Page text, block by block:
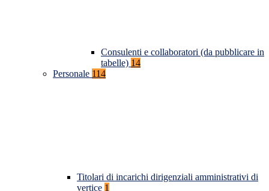
Consulenti e collaboratori (da pubblicare in
tabelle) 14
Personale 114
Titolari di incarichi dirigenziali amministrativi di
vertice 1